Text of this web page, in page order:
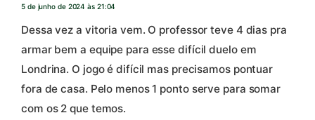
5 de junho de 2024 às 21:04
Dessa vez a vitoria vem. O professor teve 4 dias pra
armar bem a equipe para esse difícil duelo em
Londrina. O jogo é difícil mas precisamos pontuar
fora de casa. Pelo menos 1 ponto serve para somar
com os 2 que temos.